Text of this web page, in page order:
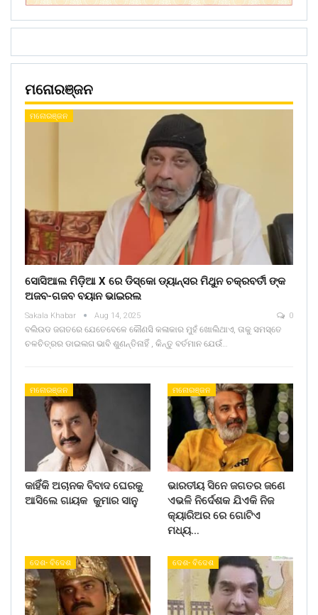
ମନୋରଞ୍ଜନ
ମନୋରଞ୍ଜନ
ସୋସିଆଲ ମିଡ଼ିଆ X ରେ ଡିସ୍କୋ ଡ୍ୟାନ୍ସର ମିଥୁନ ଚକ୍ରବର୍ତୀ ଙ୍କ
ଅଜବ-ଗଜବ ବୟାନ ଭାଇରଲ
Sakala Khabar Aug 14, 2025 0
ବଲିଉଡ ଜଗତରେ ଯେତେବେଳେ କୌଣସି କଳାକାର ମୁହଁ ଖୋଲିଥାଏ, ତାକୁ ସମସ୍ତେ
ଚଳଚିତ୍ରର ଡାଇଲଗ ଭାବି ଶୁଣନ୍ତିନାହିଁ , କିନ୍ତୁ ବର୍ତମାନ ଯେଉଁ…
ମନୋରଞ୍ଜନ
କାହିଁକି ଅଚାନକ ବିବାଦ ଘେରକୁ
ଆସିଲେ ଗାୟକ କୁମାର ସାନୁ
ମନୋରଞ୍ଜନ
ଭାରତୀୟ ସିନେ ଜଗତର ଜଣେ
ଏଭଳି ନିର୍ଦେଶକ ଯିଏକି ନିଜ
କ୍ୟାରିଅର ରେ ଗୋଟିଏ
ମଧ୍ୟ…
ଦେଶ- ବିଦେଶ ଦେଶ- ବିଦେଶ